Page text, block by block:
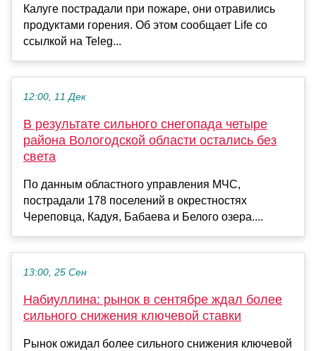
Калуге пострадали при пожаре, они отравились
продуктами горения. Об этом сообщает Life со
ссылкой на Teleg...
12:00, 11 Дек
В результате сильного снегопада четыре
района Вологодской области остались без
света
По данным областного управления МЧС,
пострадали 178 поселений в окрестностях
Череповца, Кадуя, Бабаева и Белого озера....
13:00, 25 Сен
Набиуллина: рынок в сентябре ждал более
сильного снижения ключевой ставки
Рынок ожидал более сильного снижения ключевой